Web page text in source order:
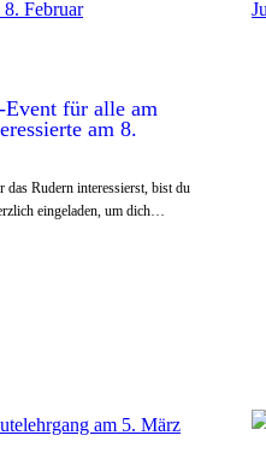
Event für alle am
am 8.
das Rudern interessierst, bist du
eingeladen, um dich…